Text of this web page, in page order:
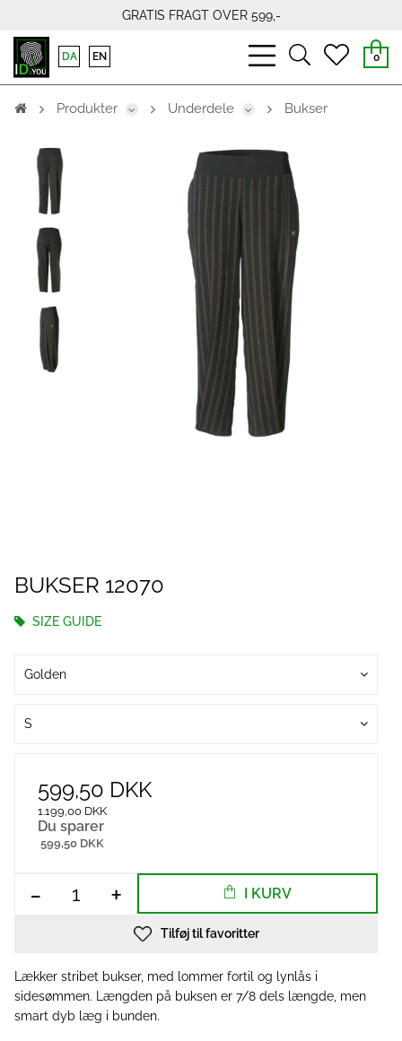
GRATIS FRAGT OVER 599,-
bars
light
searchheart
0
DA EN
Produkter Underdele Bukser
BUKSER 12070
SIZE GUIDE
Golden
S
599,50 DKK
1.199,00 DKK
Du sparer
599,50 DKK
- + I KURV
Tilføj til favoritter
Lækker stribet bukser, med lommer fortil og lynlås i
sidesømmen. Længden på buksen er 7/8 dels længde, men
smart dyb læg i bunden.